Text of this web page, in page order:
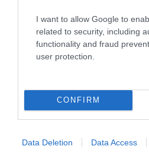
I want to allow Google to
related to security, including
functionality and fraud
user protection.
CONFIRM
Data Deletion Data Access
Fotó:boulham/Shutterstock